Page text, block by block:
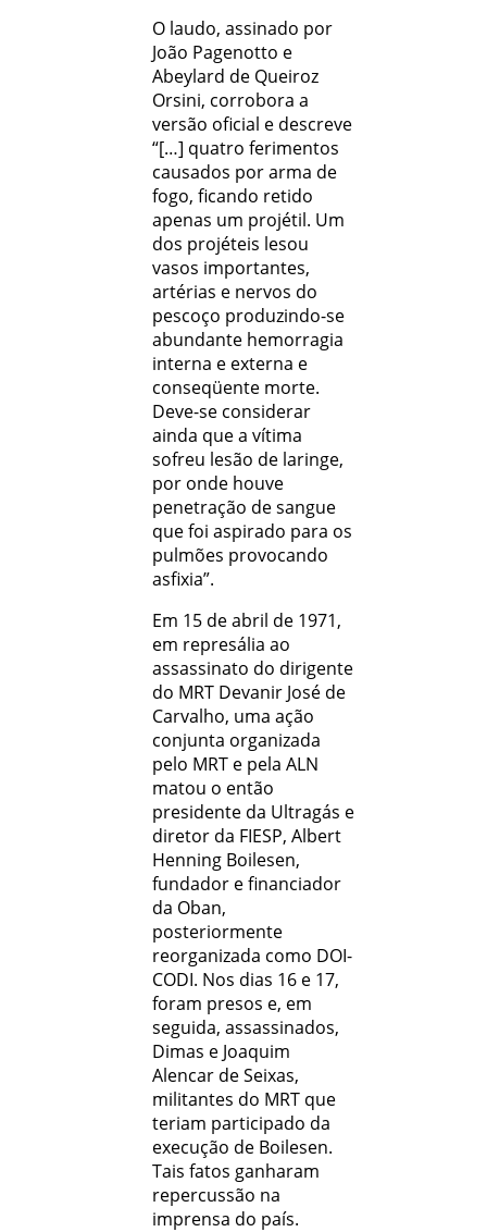
O laudo, assinado por
João Pagenotto e
Abeylard de Queiroz
Orsini, corrobora a
versão oficial e descreve
“[…] quatro ferimentos
causados por arma de
fogo, ficando retido
apenas um projétil. Um
dos projéteis lesou
vasos importantes,
artérias e nervos do
pescoço produzindo-se
abundante hemorragia
interna e externa e
conseqüente morte.
Deve-se considerar
ainda que a vítima
sofreu lesão de laringe,
por onde houve
penetração de sangue
que foi aspirado para os
pulmões provocando
asfixia”.
Em 15 de abril de 1971,
em represália ao
assassinato do dirigente
do MRT Devanir José de
Carvalho, uma ação
conjunta organizada
pelo MRT e pela ALN
matou o então
presidente da Ultragás e
diretor da FIESP, Albert
Henning Boilesen,
fundador e financiador
da Oban,
posteriormente
reorganizada como DOI-
CODI. Nos dias 16 e 17,
foram presos e, em
seguida, assassinados,
Dimas e Joaquim
Alencar de Seixas,
militantes do MRT que
teriam participado da
execução de Boilesen.
Tais fatos ganharam
repercussão na
imprensa do país.